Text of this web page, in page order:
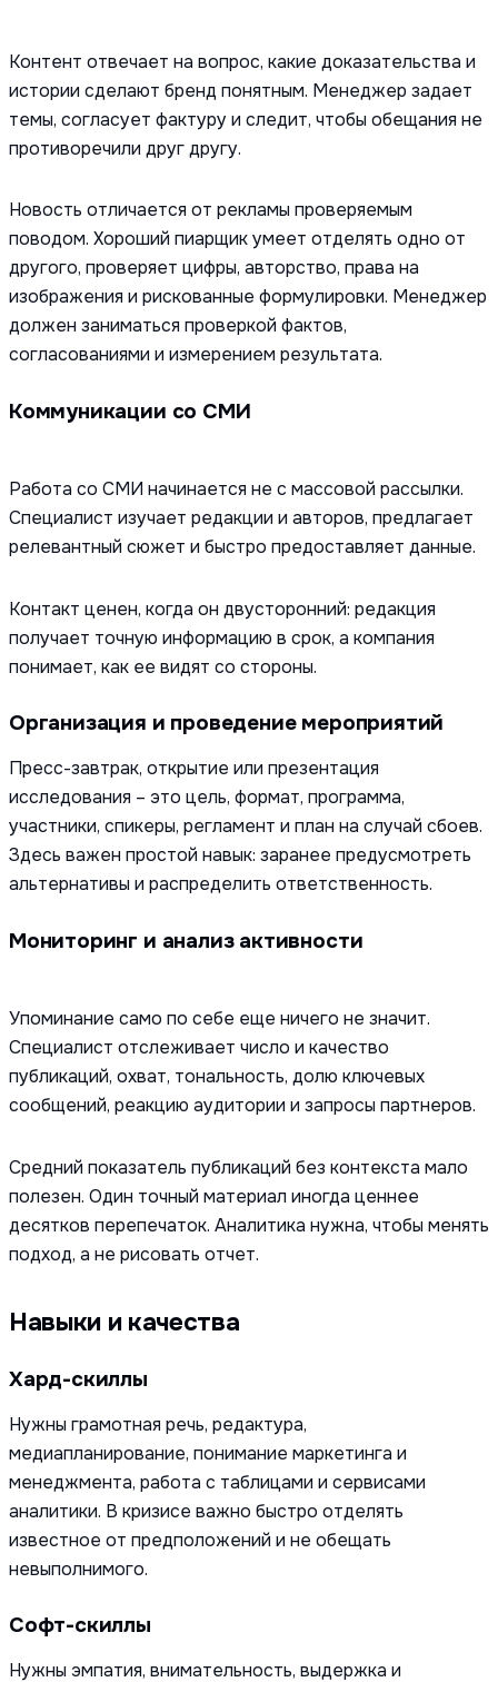
Контент отвечает на вопрос, какие доказательства и
истории сделают бренд понятным. Менеджер задает
темы, согласует фактуру и следит, чтобы обещания не
противоречили друг другу.
Новость отличается от рекламы проверяемым
поводом. Хороший пиарщик умеет отделять одно от
другого, проверяет цифры, авторство, права на
изображения и рискованные формулировки. Менеджер
должен заниматься проверкой фактов,
согласованиями и измерением результата.
Коммуникации со СМИ
Работа со СМИ начинается не с массовой рассылки.
Специалист изучает редакции и авторов, предлагает
релевантный сюжет и быстро предоставляет данные.
Контакт ценен, когда он двусторонний: редакция
получает точную информацию в срок, а компания
понимает, как ее видят со стороны.
Организация и проведение мероприятий
Пресс-завтрак, открытие или презентация
исследования – это цель, формат, программа,
участники, спикеры, регламент и план на случай сбоев.
Здесь важен простой навык: заранее предусмотреть
альтернативы и распределить ответственность.
Мониторинг и анализ активности
Упоминание само по себе еще ничего не значит.
Специалист отслеживает число и качество
публикаций, охват, тональность, долю ключевых
сообщений, реакцию аудитории и запросы партнеров.
Средний показатель публикаций без контекста мало
полезен. Один точный материал иногда ценнее
десятков перепечаток. Аналитика нужна, чтобы менять
подход, а не рисовать отчет.
Навыки и качества
Хард-скиллы
Нужны грамотная речь, редактура,
медиапланирование, понимание маркетинга и
менеджмента, работа с таблицами и сервисами
аналитики. В кризисе важно быстро отделять
известное от предположений и не обещать
невыполнимого.
Софт-скиллы
Нужны эмпатия, внимательность, выдержка и